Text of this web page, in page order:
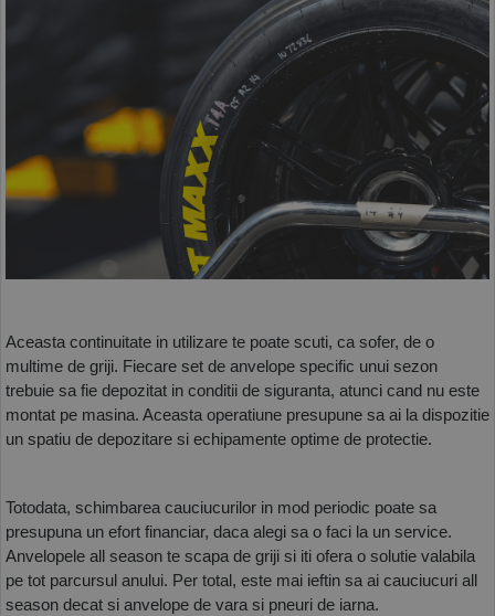
Aceasta continuitate in utilizare te poate scuti, ca sofer, de o
multime de griji. Fiecare set de anvelope specific unui sezon
trebuie sa fie depozitat in conditii de siguranta, atunci cand nu este
montat pe masina. Aceasta operatiune presupune sa ai la dispozitie
un spatiu de depozitare si echipamente optime de protectie.
Totodata, schimbarea cauciucurilor in mod periodic poate sa
presupuna un efort financiar, daca alegi sa o faci la un service.
Anvelopele all season te scapa de griji si iti ofera o solutie valabila
pe tot parcursul anului. Per total, este mai ieftin sa ai cauciucuri all
season decat si anvelope de vara si pneuri de iarna.